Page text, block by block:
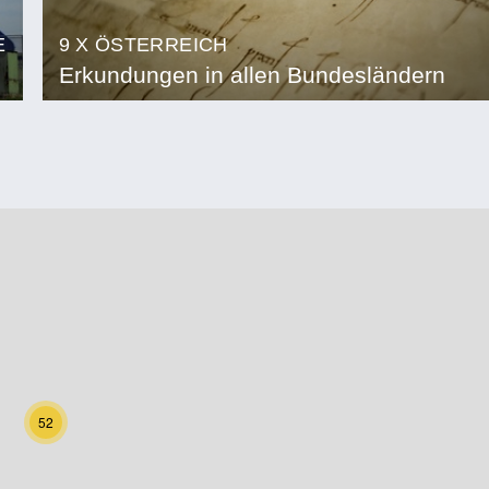
9 X ÖSTERREICH
Erkundungen in allen Bundesländern
52